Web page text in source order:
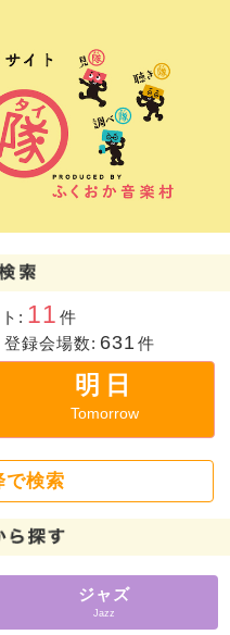
: 11 件
登録会場数: 631 件
明日
Tomorrow
で検索
ジャズ
Jazz